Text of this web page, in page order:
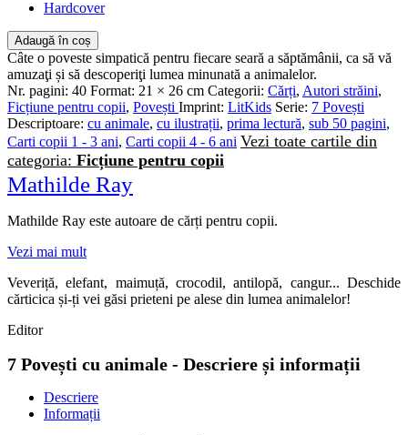
Hardcover
Adaugă în coș
Câte o poveste simpatică pentru fiecare seară a săptămânii, ca să vă
amuzaţi și să descoperiţi lumea minunată a animalelor.
Nr. pagini: 40 Format: 21 × 26 cm Categorii: Cărți, Autori străini,
Ficțiune pentru copii, Povești Imprint: LitKids Serie: 7 Povești
Descriptoare: cu animale, cu ilustrații, prima lectură, sub 50 pagini,
Carti copii 1 - 3 ani, Carti copii 4 - 6 ani Vezi toate cartile din
categoria: Ficțiune pentru copii
Mathilde Ray
Mathilde Ray este autoare de cărți pentru copii.
Vezi mai mult
Veveriță, elefant, maimuță, crocodil, antilopă, cangur... Deschide
cărticica și-ți vei găsi prieteni pe alese din lumea animalelor!
Editor
7 Povești cu animale - Descriere și informații
Descriere
Informații